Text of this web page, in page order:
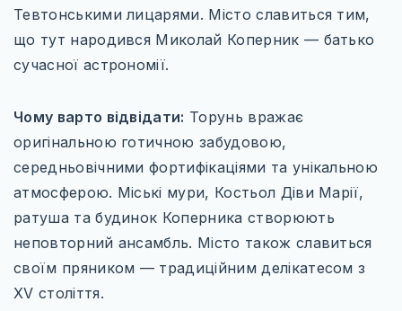
Тевтонськими лицарями. Місто славиться тим,
що тут народився Миколай Коперник — батько
сучасної астрономії.
Чому варто відвідати: Торунь вражає
оригінальною готичною забудовою,
середньовічними фортифікаціями та унікальною
атмосферою. Міські мури, Костьол Діви Марії,
ратуша та будинок Коперника створюють
неповторний ансамбль. Місто також славиться
своїм пряником — традиційним делікатесом з
XV століття.